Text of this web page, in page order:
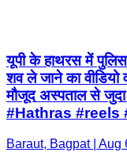
यूपी के हाथरस में
शव ले जाने का वीडियो
मौजूद अस्पताल से
#Hathras #reels
Baraut, Bagpat | Aug